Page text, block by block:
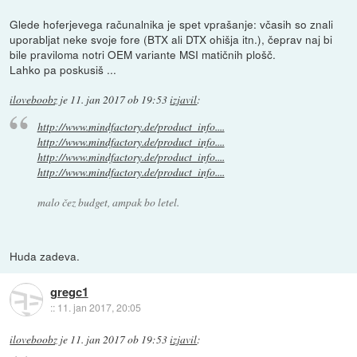
Glede hoferjevega računalnika je spet vprašanje: včasih so znali
uporabljat neke svoje fore (BTX ali DTX ohišja itn.), čeprav naj bi
bile praviloma notri OEM variante MSI matičnih plošč.
Lahko pa poskusiš ...
iloveboobz je 11. jan 2017 ob 19:53izjavil:
http://www.mindfactory.de/product_info....
http://www.mindfactory.de/product_info....
http://www.mindfactory.de/product_info....
http://www.mindfactory.de/product_info....
malo čez budget, ampak bo letel.
Huda zadeva.
gregc1
:: 11. jan 2017, 20:05
iloveboobz je 11. jan 2017 ob 19:53izjavil: